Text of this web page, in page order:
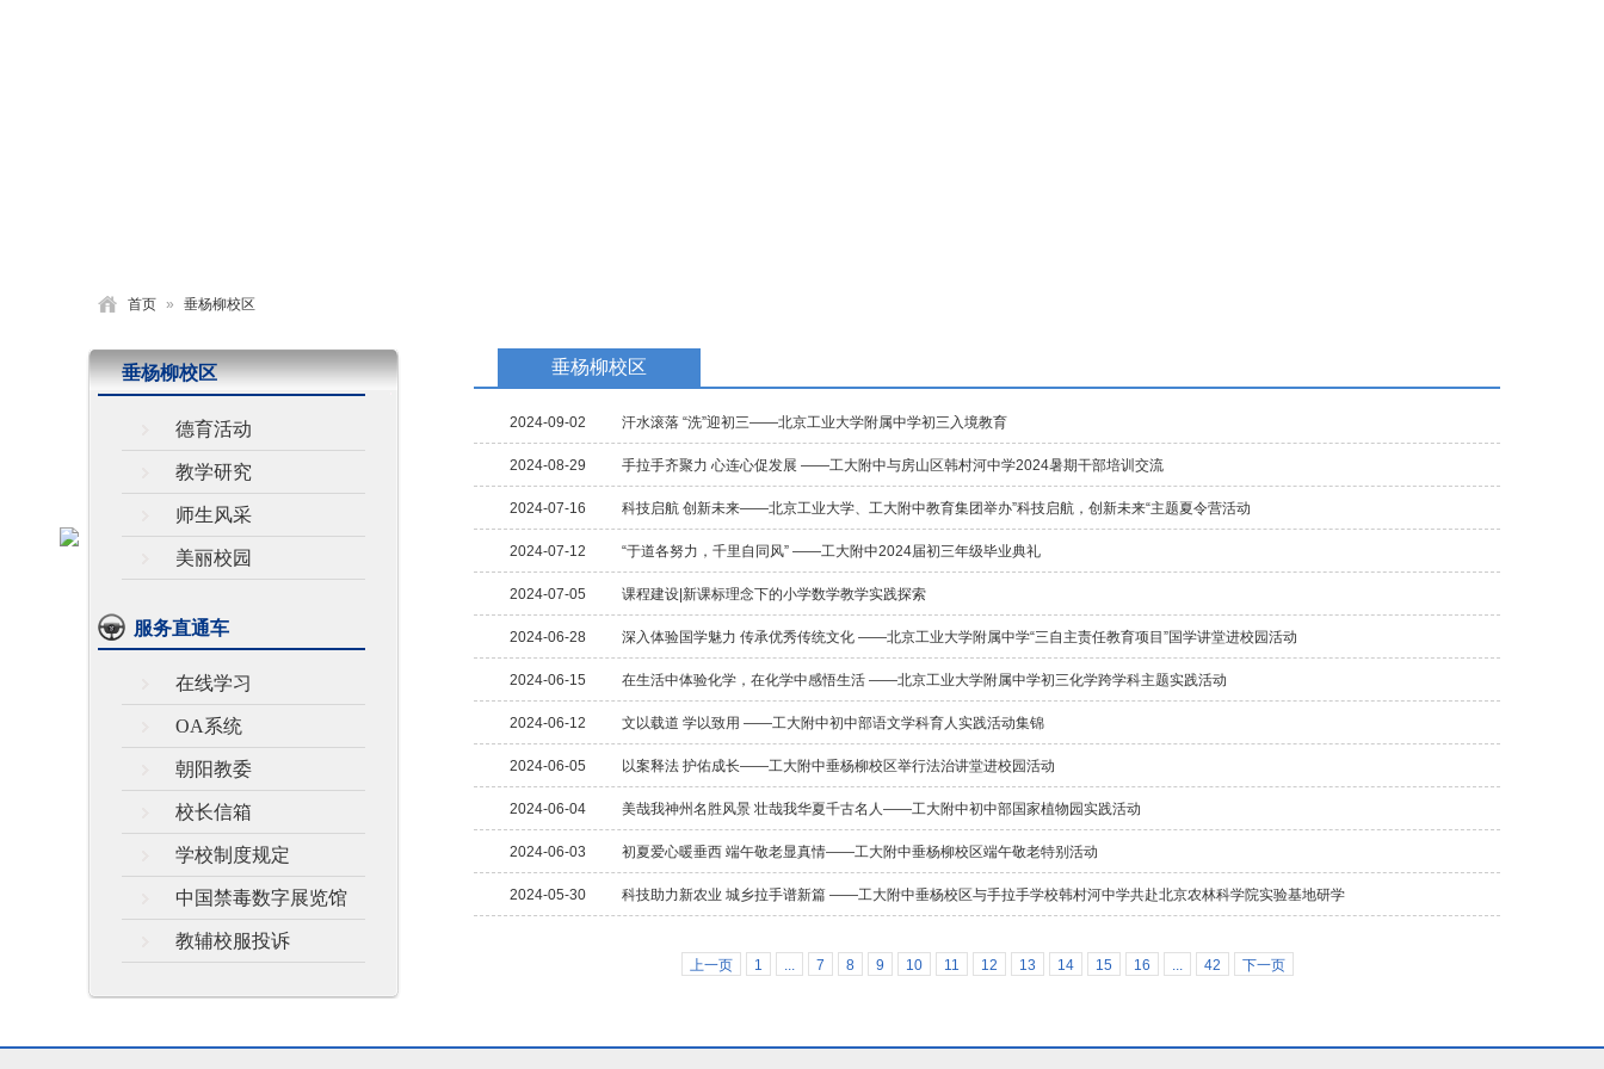
首页 » 垂杨柳校区
垂杨柳校区
德育活动
教学研究
师生风采
美丽校园
服务直通车
在线学习
OA系统
朝阳教委
校长信箱
学校制度规定
中国禁毒数字展览馆
教辅校服投诉
垂杨柳校区
2024-09-02 汗水滚落 “洗”迎初三——北京工业大学附属中学初三入境教育
2024-08-29 手拉手齐聚力 心连心促发展 ——工大附中与房山区韩村河中学2024暑期干部培训交流
2024-07-16 科技启航 创新未来——北京工业大学、工大附中教育集团举办”科技启航，创新未来“主题夏令营活动
2024-07-12 “于道各努力，千里自同风” ——工大附中2024届初三年级毕业典礼
2024-07-05 课程建设|新课标理念下的小学数学教学实践探索
2024-06-28 深入体验国学魅力 传承优秀传统文化 ——北京工业大学附属中学“三自主责任教育项目”国学讲堂进校园活动
2024-06-15 在生活中体验化学，在化学中感悟生活 ——北京工业大学附属中学初三化学跨学科主题实践活动
2024-06-12 文以载道 学以致用 ——工大附中初中部语文学科育人实践活动集锦
2024-06-05 以案释法 护佑成长——工大附中垂杨柳校区举行法治讲堂进校园活动
2024-06-04 美哉我神州名胜风景 壮哉我华夏千古名人——工大附中初中部国家植物园实践活动
2024-06-03 初夏爱心暖垂西 端午敬老显真情——工大附中垂杨柳校区端午敬老特别活动
2024-05-30 科技助力新农业 城乡拉手谱新篇 ——工大附中垂杨校区与手拉手学校韩村河中学共赴北京农林科学院实验基地研学
上一页 1 ... 7 8 9 10 11 12 13 14 15 16 ... 42 下一页